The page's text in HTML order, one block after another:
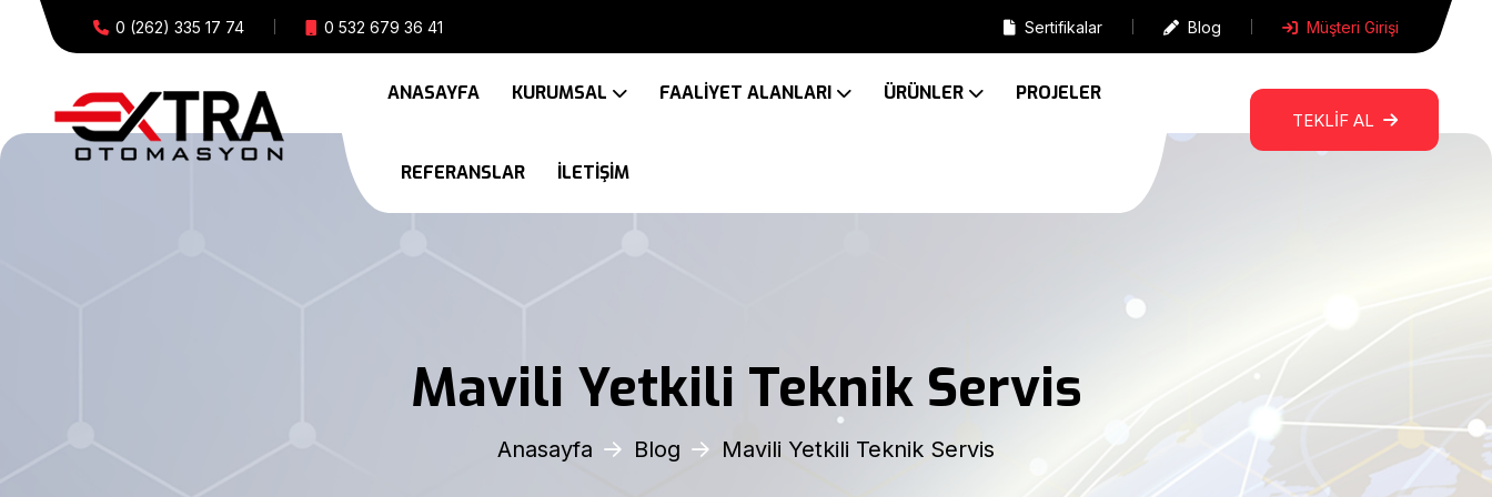
0 (262) 335 17 74 0 532 679 36 41 Sertifikalar Blog Müşteri Girişi
ANASAYFA KURUMSAL FAALİYET ALANLARI ÜRÜNLER PROJELER
REFERANSLAR İLETİŞİM
TEKLİF AL
Mavili Yetkili Teknik Servis
Anasayfa Blog Mavili Yetkili Teknik Servis